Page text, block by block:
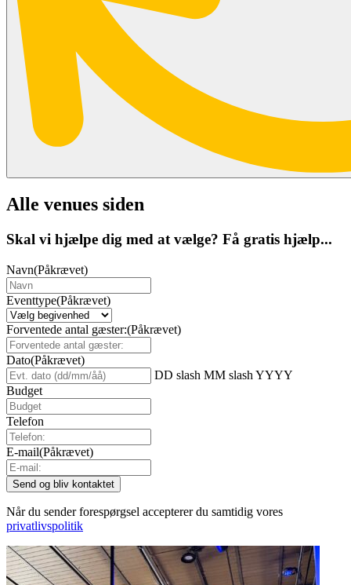
Alle venues siden
Skal vi hjælpe dig med at vælge? Få gratis hjælp...
Navn(Påkrævet)
Eventtype(Påkrævet)
Forventede antal gæster:(Påkrævet)
Dato(Påkrævet)
DD slash MM slash YYYY
Budget
Telefon
E-mail(Påkrævet)
Når du sender forespørgsel accepterer du samtidig vores
privatlivspolitik